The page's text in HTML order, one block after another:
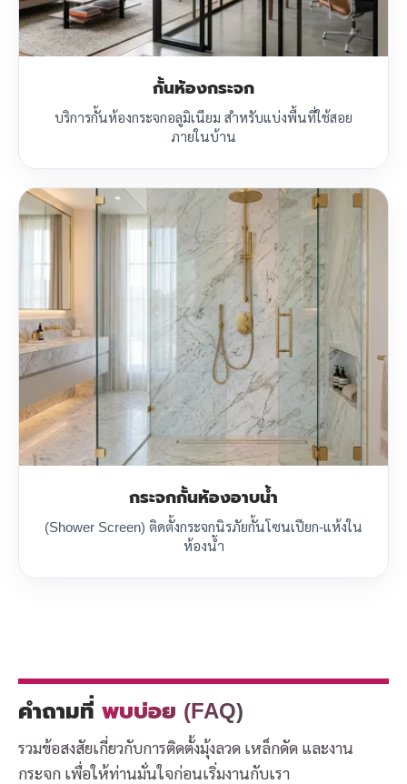
กั้นห้องกระจก
บริการกั้นห้องกระจกอลูมิเนียม สำหรับแบ่งพื้นที่ใช้สอย
ภายในบ้าน
กระจกกั้นห้องอาบน้ำ
(Shower Screen) ติดตั้งกระจกนิรภัยกั้นโซนเปียก-แห้งใน
ห้องน้ำ
คำถามที่ พบบ่อย (FAQ)
รวมข้อสงสัยเกี่ยวกับการติดตั้งมุ้งลวด เหล็กดัด และงาน
กระจก เพื่อให้ท่านมั่นใจก่อนเริ่มงานกับเรา